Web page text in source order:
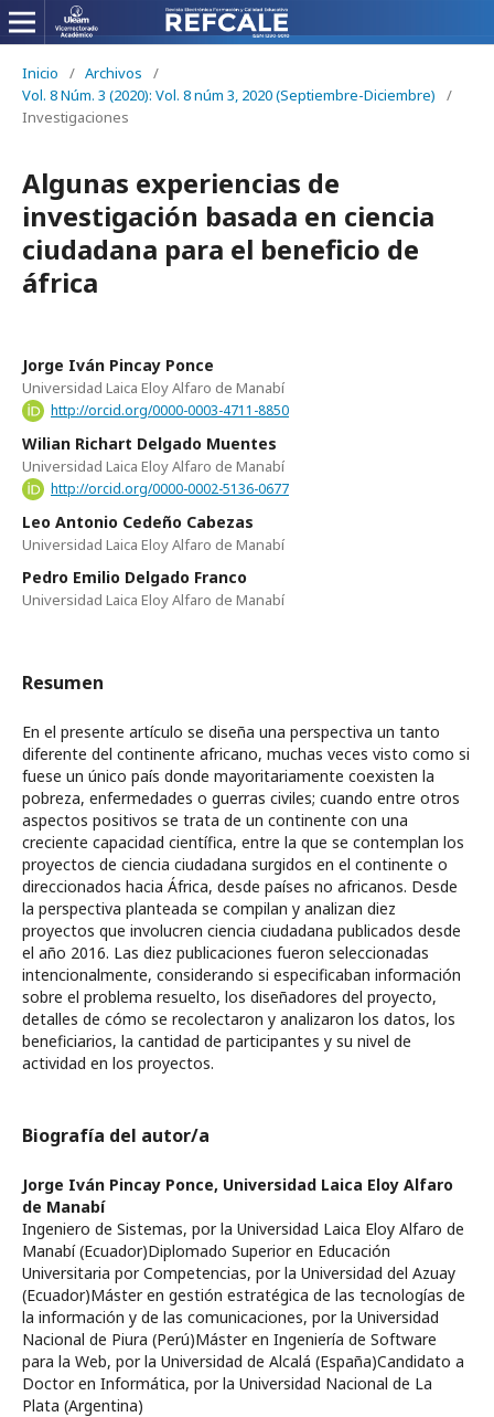
Inicio / Archivos
/
Vol. 8 Núm. 3 (2020): Vol. 8 núm 3, 2020 (Septiembre-Diciembre)
/
Investigaciones
Algunas experiencias de
investigación basada en ciencia
ciudadana para el beneficio de
áfrica
Jorge Iván Pincay Ponce
Universidad Laica Eloy Alfaro de Manabí
http://orcid.org/0000-0003-4711-8850
Wilian Richart Delgado Muentes
Universidad Laica Eloy Alfaro de Manabí
http://orcid.org/0000-0002-5136-0677
Leo Antonio Cedeño Cabezas
Universidad Laica Eloy Alfaro de Manabí
Pedro Emilio Delgado Franco
Universidad Laica Eloy Alfaro de Manabí
Resumen
En el presente artículo se diseña una perspectiva un tanto
diferente del continente africano, muchas veces visto como si
fuese un único país donde mayoritariamente coexisten la
pobreza, enfermedades o guerras civiles; cuando entre otros
aspectos positivos se trata de un continente con una
creciente capacidad científica, entre la que se contemplan los
proyectos de ciencia ciudadana surgidos en el continente o
direccionados hacia África, desde países no africanos. Desde
la perspectiva planteada se compilan y analizan diez
proyectos que involucren ciencia ciudadana publicados desde
el año 2016. Las diez publicaciones fueron seleccionadas
intencionalmente, considerando si especificaban información
sobre el problema resuelto, los diseñadores del proyecto,
detalles de cómo se recolectaron y analizaron los datos, los
beneficiarios, la cantidad de participantes y su nivel de
actividad en los proyectos.
Biografía del autor/a
Jorge Iván Pincay Ponce, Universidad Laica Eloy Alfaro
de Manabí
Ingeniero de Sistemas, por la Universidad Laica Eloy Alfaro de
Manabí (Ecuador)Diplomado Superior en Educación
Universitaria por Competencias, por la Universidad del Azuay
(Ecuador)Máster en gestión estratégica de las tecnologías de
la información y de las comunicaciones, por la Universidad
Nacional de Piura (Perú)Máster en Ingeniería de Software
para la Web, por la Universidad de Alcalá (España)Candidato a
Doctor en Informática, por la Universidad Nacional de La
Plata (Argentina)